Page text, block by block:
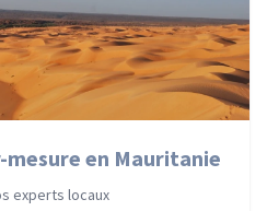
en Mauritanie
experts locaux